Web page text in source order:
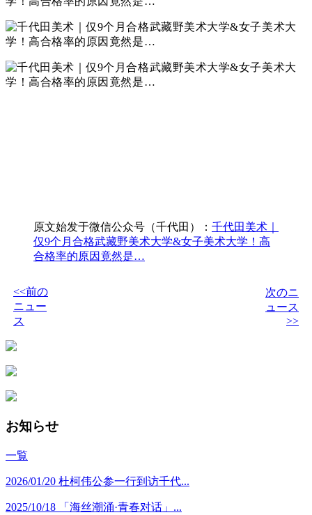
原文始发于微信公众号（千代田）： 千代田美术｜
仅9个月合格武藏野美术大学&女子美术大学！高
合格率的原因竟然是…
<<前の
ニュー
ス
次のニ
ュース
>>
お知らせ
一覧
2026/01/20 杜柯伟公参一行到访千代...
2025/10/18 「海丝潮涌·青春对话」...